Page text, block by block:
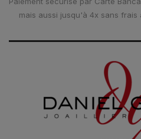
mais aussi jusqu'à 4x sans frais